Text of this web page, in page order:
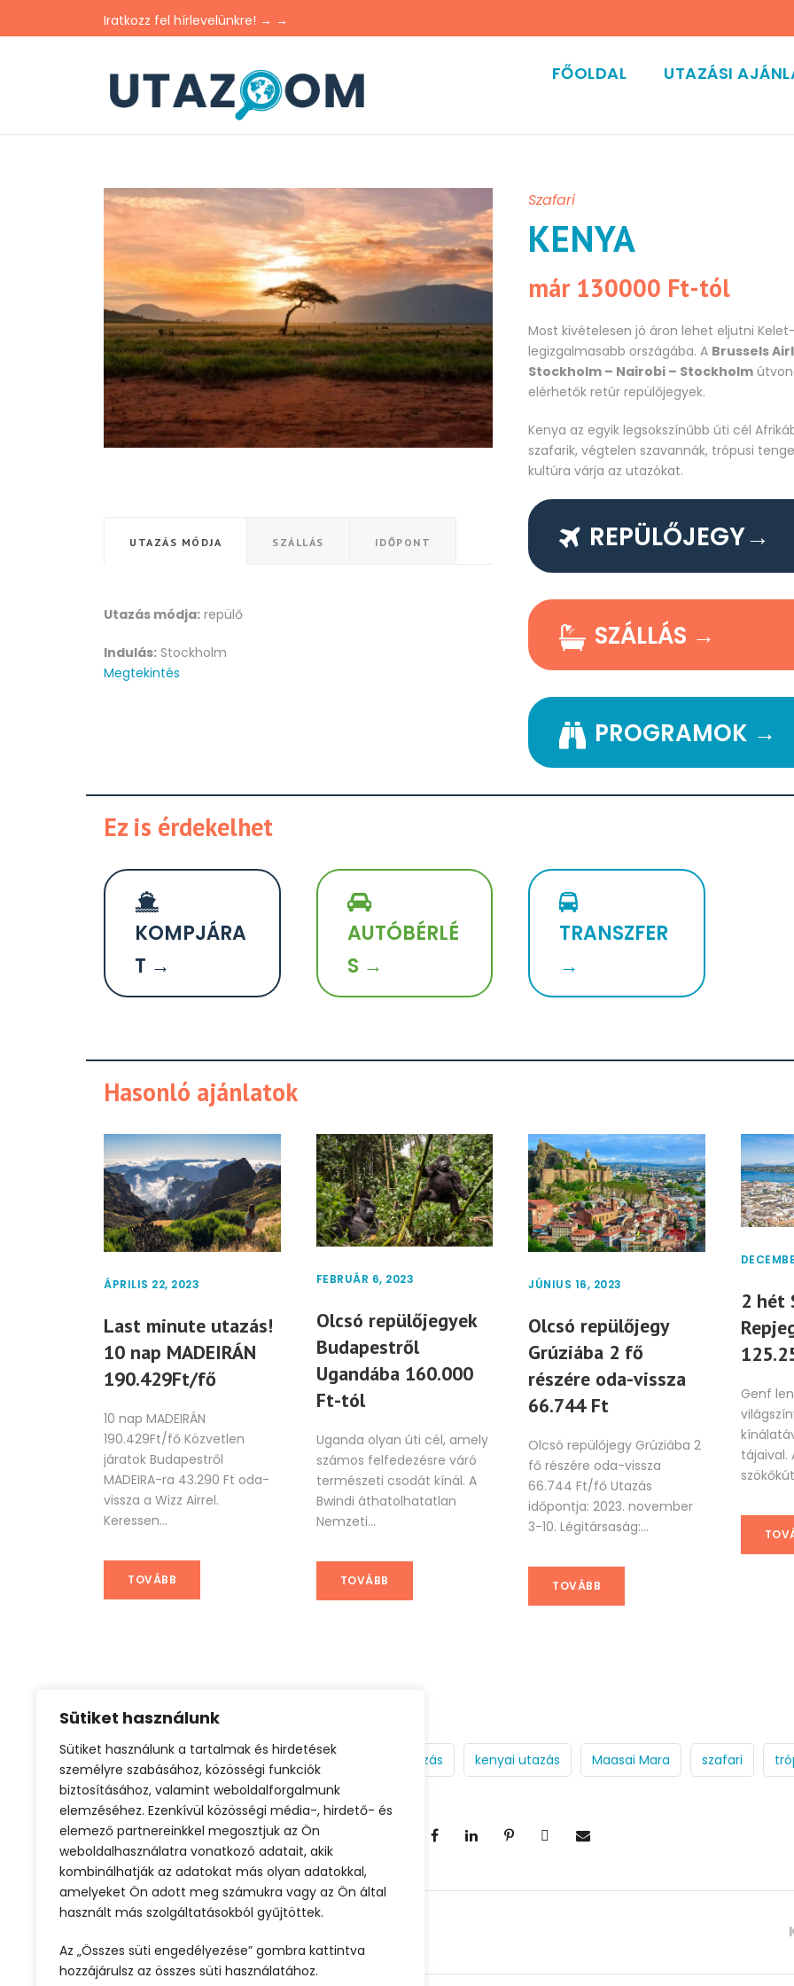
Sütiket használunk
Sütiket használunk a tartalmak és hirdetések
személyre szabásához, közösségi funkciók
biztosításához, valamint weboldalforgalmunk
elemzéséhez. Ezenkívül közösségi média-, hirdető- és
elemező partnereinkkel megosztjuk az Ön
weboldalhasználatra vonatkozó adatait, akik
kombinálhatják az adatokat más olyan adatokkal,
amelyeket Ön adott meg számukra vagy az Ön által
használt más szolgáltatásokból gyűjtöttek.
Az „Összes süti engedélyezése” gombra kattintva
hozzájárulsz az összes süti használatához.
Iratkozz fel hírlevelünkre! → →
FŐOLDAL UTAZÁSI
Szafari
KENYA
már 130000 Ft-tól
Most kivételesen jó áron lehet eljutni
legizgalmasabb országába. A Brussels
Stockholm – Nairobi – Stockholm
elérhetők retúr repülőjegyek.
Kenya az egyik legsokszínűbb úti cél
szafarik, végtelen szavannák, trópusi
kultúra várja az utazókat.
UTAZÁS MÓDJA SZÁLLÁS IDŐPONT
Utazás módja: repülő
Indulás: Stockholm
Megtekintés
REPÜLŐJEGY→
SZÁLLÁS →
PROGRAMOK →
Ez is érdekelhet
KOMPJÁRA
T →
AUTÓBÉRLÉ
S →
TRANSZFER
→
Hasonló ajánlatok
ÁPRILIS 22, 2023
Last minute utazás!
10 nap MADEIRÁN
190.429Ft/fő
10 nap MADEIRÁN
190.429Ft/fő Közvetlen
járatok Budapestről
MADEIRA-ra 43.290 Ft oda-
vissza a Wizz Airrel.
Keressen...
TOVÁBB
FEBRUÁR 6, 2023
Olcsó repülőjegyek
Budapestről
Ugandába 160.000
Ft-tól
Uganda olyan úti cél, amely
számos felfedezésre váró
természeti csodát kínál. A
Bwindi áthatolhatatlan
Nemzeti...
TOVÁBB
JÚNIUS 16, 2023
Olcsó repülőjegy
Grúziába 2 fő
részére oda-vissza
66.744 Ft
Olcsó repülőjegy Grúziába 2
fő részére oda-vissza
66.744 Ft/fő Utazás
időpontja: 2023. november
3-10. Légitársaság:...
TOVÁBB
2 hét
Genf
tájaival.
Afrika utazás Egzotikus utazás kalandutazás kenyai utazás Maasai Mara szafari